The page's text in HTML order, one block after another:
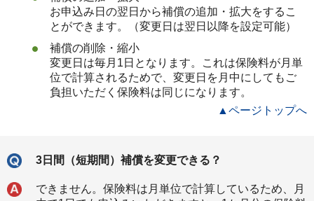
お申込み日の翌日から補償の追加・拡大をするこ
とができます。（変更日は翌日以降を設定可能）
補償の削除・縮小
変更日は毎月1日となります。これは保険料が月単
位で計算されるためで、変更日を月中にしてもご
負担いただく保険料は同じになります。
▲ページトップへ
3日間（短期間）補償を変更できる？
できません。保険料は月単位で計算しているため、月